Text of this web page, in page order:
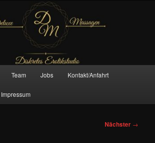
And More
Team Jobs Kontakt/Anfahrt
Impressum
Nächster →